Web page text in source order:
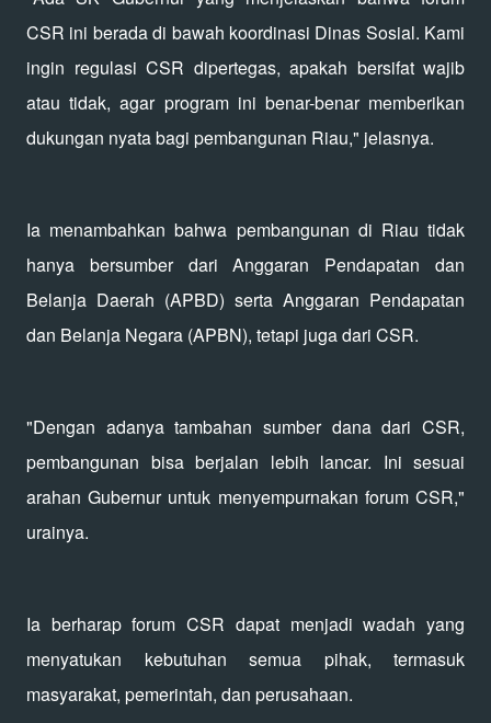
CSR ini berada di bawah koordinasi Dinas Sosial. Kami
ingin regulasi CSR dipertegas, apakah bersifat wajib
atau tidak, agar program ini benar-benar memberikan
dukungan nyata bagi pembangunan Riau," jelasnya.
Ia menambahkan bahwa pembangunan di Riau tidak
hanya bersumber dari Anggaran Pendapatan dan
Belanja Daerah (APBD) serta Anggaran Pendapatan
dan Belanja Negara (APBN), tetapi juga dari CSR.
"Dengan adanya tambahan sumber dana dari CSR,
pembangunan bisa berjalan lebih lancar. Ini sesuai
arahan Gubernur untuk menyempurnakan forum CSR,"
urainya.
Ia berharap forum CSR dapat menjadi wadah yang
menyatukan kebutuhan semua pihak, termasuk
masyarakat, pemerintah, dan perusahaan.